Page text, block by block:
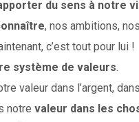
du sens à notre
, nos ambitions,
c’est tout pour lui !
système de valeurs.
valeur dans l’argent,
notre valeur dans les